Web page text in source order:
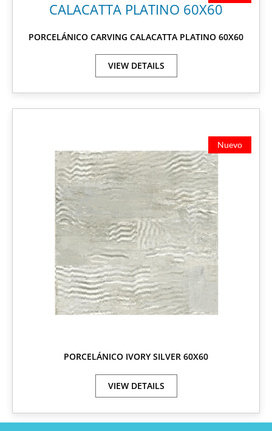
PORCELÁNICO CARVING CALACATTA PLATINO 60X60
VIEW DETAILS
Nuevo
PORCELÁNICO IVORY SILVER 60X60
VIEW DETAILS